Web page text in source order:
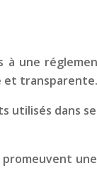
une
et transparente.
utilisés